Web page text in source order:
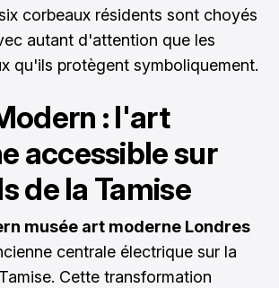
corbeaux résidents sont choyés
autant d'attention que les
qu'ils protègent symboliquement.
: l'art
accessible sur
de la Tamise
musée art moderne Londres
centrale électrique sur la
Cette transformation